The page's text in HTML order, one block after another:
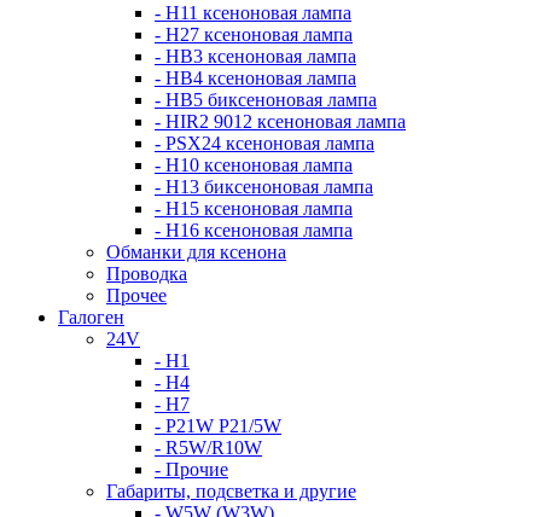
- H11 ксеноновая лампа
- H27 ксеноновая лампа
- HB3 ксеноновая лампа
- HB4 ксеноновая лампа
- HB5 биксеноновая лампа
- HIR2 9012 ксеноновая лампа
- PSX24 ксеноновая лампа
- H10 ксеноновая лампа
- H13 биксеноновая лампа
- H15 ксеноновая лампа
- H16 ксеноновая лампа
Обманки для ксенона
Проводка
Прочее
Галоген
24V
- H1
- H4
- H7
- P21W P21/5W
- R5W/R10W
- Прочие
Габариты, подсветка и другие
- W5W (W3W)